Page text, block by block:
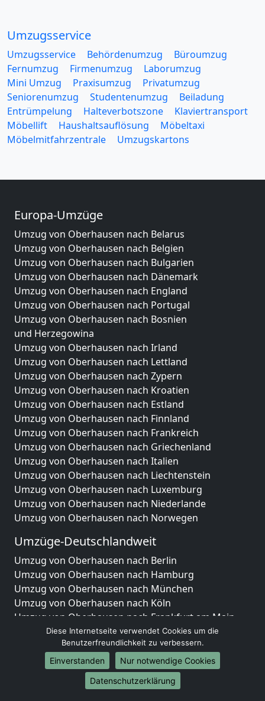
Umzugsservice
Umzugsservice Behördenumzug
Büroumzug
Fernumzug
Firmenumzug
Laborumzug
Mini Umzug
Praxisumzug
Privatumzug
Seniorenumzug
Studentenumzug
Beiladung
Entrümpelung
Halteverbotszone
Klaviertransport
Möbellift
Haushaltsauflösung
Möbeltaxi
Möbelmitfahrzentrale
Umzugskartons
Europa-Umzüge
Umzug von Oberhausen nach Belarus
Umzug von Oberhausen nach Belgien
Umzug von Oberhausen nach Bulgarien
Umzug von Oberhausen nach Dänemark
Umzug von Oberhausen nach England
Umzug von Oberhausen nach Portugal
Umzug von Oberhausen nach Bosnien
und Herzegowina
Umzug von Oberhausen nach Irland
Umzug von Oberhausen nach Lettland
Umzug von Oberhausen nach Zypern
Umzug von Oberhausen nach Kroatien
Umzug von Oberhausen nach Estland
Umzug von Oberhausen nach Finnland
Umzug von Oberhausen nach Frankreich
Umzug von Oberhausen nach Griechenland
Umzug von Oberhausen nach Italien
Umzug von Oberhausen nach Liechtenstein
Umzug von Oberhausen nach Luxemburg
Umzug von Oberhausen nach Niederlande
Umzug von Oberhausen nach Norwegen
Umzüge-Deutschlandweit
Umzug von Oberhausen nach Berlin
Umzug von Oberhausen nach Hamburg
Umzug von Oberhausen nach München
Umzug von Oberhausen nach Köln
Umzug von Oberhausen nach Frankfurt am Main
Umzug von Oberhausen nach Stuttgart
Umzug von Oberhausen nach Düsseldorf
Umzug von Oberhausen nach Leipzig
Umzug von Oberhausen nach Dortmund
Umzug von Oberhausen nach Essen
Diese Internetseite verwendet Cookies um die
Benutzerfreundlichkeit zu verbessern.
Einverstanden
Nur notwendige Cookies
Datenschutzerklärung